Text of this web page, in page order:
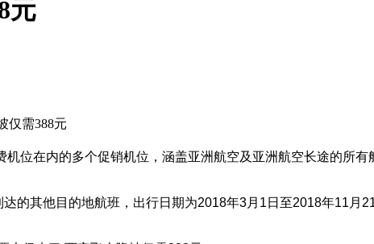
元
位在内的多个促销机位，涵盖亚洲航空及亚洲航空长途的所有
的其他目的地航班，出行日期为2018年3月1日至2018年11月